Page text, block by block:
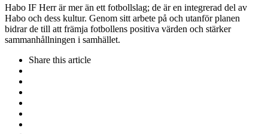
Habo IF Herr är mer än ett fotbollslag; de är en integrerad del av
Habo och dess kultur. Genom sitt arbete på och utanför planen
bidrar de till att främja fotbollens positiva värden och stärker
sammanhållningen i samhället.
Share this article